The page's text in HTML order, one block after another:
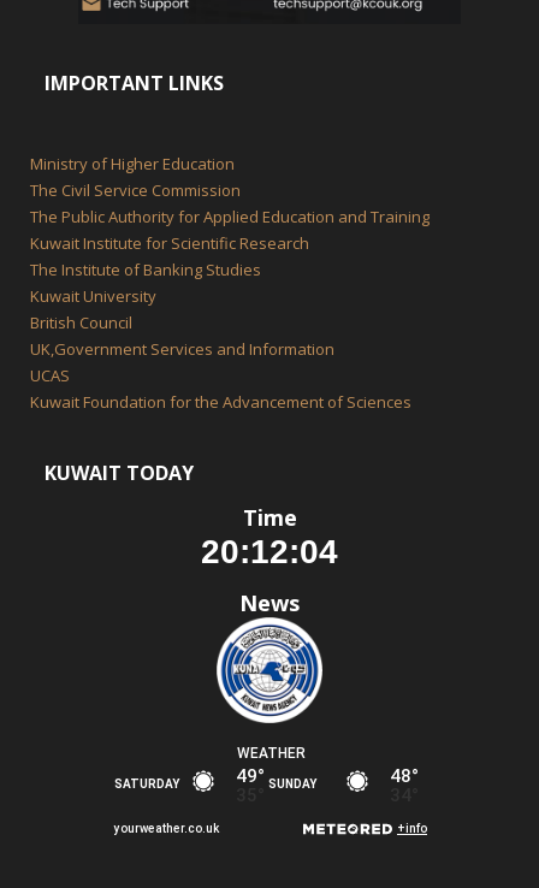
IMPORTANT LINKS
Ministry of Higher Education
The Civil Service Commission
The Public Authority for Applied Education and Training
Kuwait Institute for Scientific Research
The Institute of Banking Studies
Kuwait University
British Council
UK,Government Services and Information
UCAS
Kuwait Foundation for the Advancement of Sciences
KUWAIT TODAY
Time
News